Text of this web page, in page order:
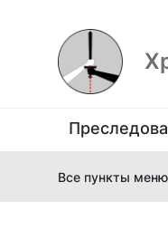
Все пункты меню